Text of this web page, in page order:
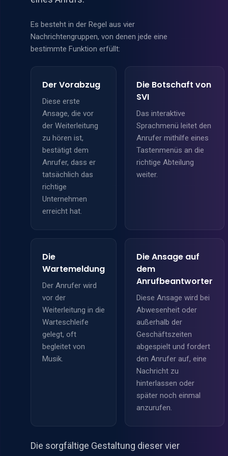
Es besteht in der Regel aus vier
Nachrichtengruppen, von denen jede eine
bestimmte Funktion erfüllt:
Der Vorabzug
Diese erste
Ansage, die vor
der Weiterleitung
zu hören ist,
bestätigt dem
Anrufer, dass er
tatsächlich das
richtige
Unternehmen
erreicht hat.
Die Botschaft von
SVI
Das interaktive
Sprachmenü leitet den
Anrufer mithilfe eines
Tastenmenüs an die
richtige Abteilung
weiter.
Die
Wartemeldung
Der Anrufer wird
vor der
Weiterleitung in die
Warteschleife
gelegt, oft
begleitet von
Musik.
Die Ansage auf
dem
Anrufbeantworter
Diese Ansage wird bei
Abwesenheit oder
außerhalb der
Geschäftszeiten
abgespielt und fordert
den Anrufer auf, eine
Nachricht zu
hinterlassen oder
später noch einmal
anzurufen.
Die sorgfältige Gestaltung dieser vier